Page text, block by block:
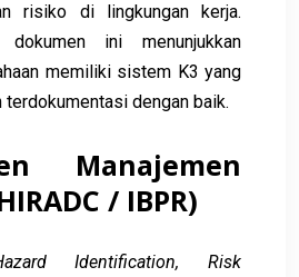
risiko di lingkungan kerja.
dokumen ini menunjukkan
memiliki sistem K3 yang
terdokumentasi dengan baik.
Manajemen
/ IBPR)
Identification, Risk